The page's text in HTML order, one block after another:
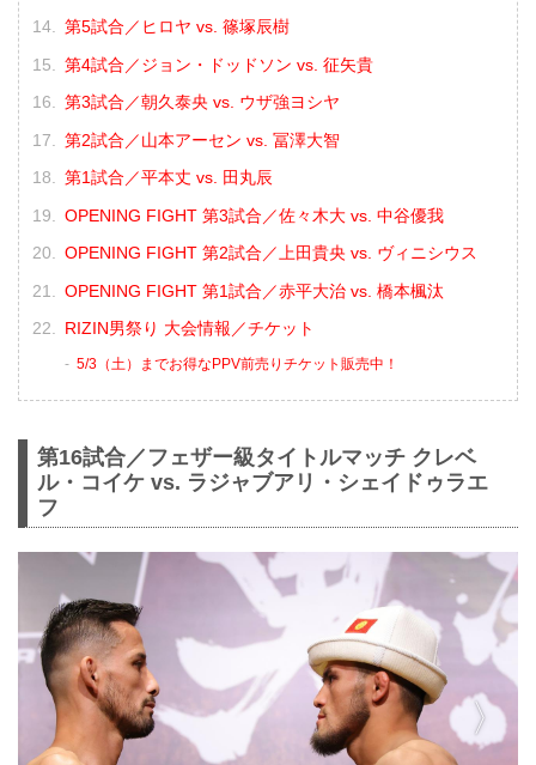
第5試合／ヒロヤ vs. 篠塚辰樹
第4試合／ジョン・ドッドソン vs. 征矢貴
第3試合／朝久泰央 vs. ウザ強ヨシヤ
第2試合／山本アーセン vs. 冨澤大智
第1試合／平本丈 vs. 田丸辰
OPENING FIGHT 第3試合／佐々木大 vs. 中谷優我
OPENING FIGHT 第2試合／上田貴央 vs. ヴィニシウス
OPENING FIGHT 第1試合／赤平大治 vs. 橋本楓汰
RIZIN男祭り 大会情報／チケット
5/3（土）までお得なPPV前売りチケット販売中！
第16試合／フェザー級タイトルマッチ クレベ
ル・コイケ vs. ラジャブアリ・シェイドゥラエ
フ